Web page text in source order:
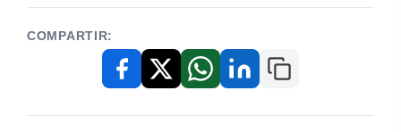
COMPARTIR:
FacebookX / TwitterWhatsAppLinkedInCopiar enlace